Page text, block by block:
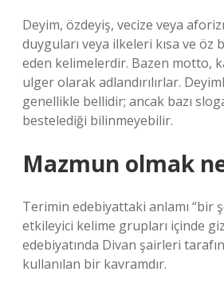
Deyim, özdeyiş, vecize veya
duyguları veya ilkeleri kısa ve öz
eden kelimelerdir. Bazen motto,
ulger olarak adlandırılırlar.
genellikle bellidir; ancak bazı
bestelediği bilinmeyebilir.
Mazmun olmak
Terimin edebiyattaki anlamı “bir
etkileyici kelime grupları içinde
edebiyatında Divan şairleri
kullanılan bir kavramdır.